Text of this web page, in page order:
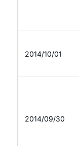
2014/10/01
2014/09/30